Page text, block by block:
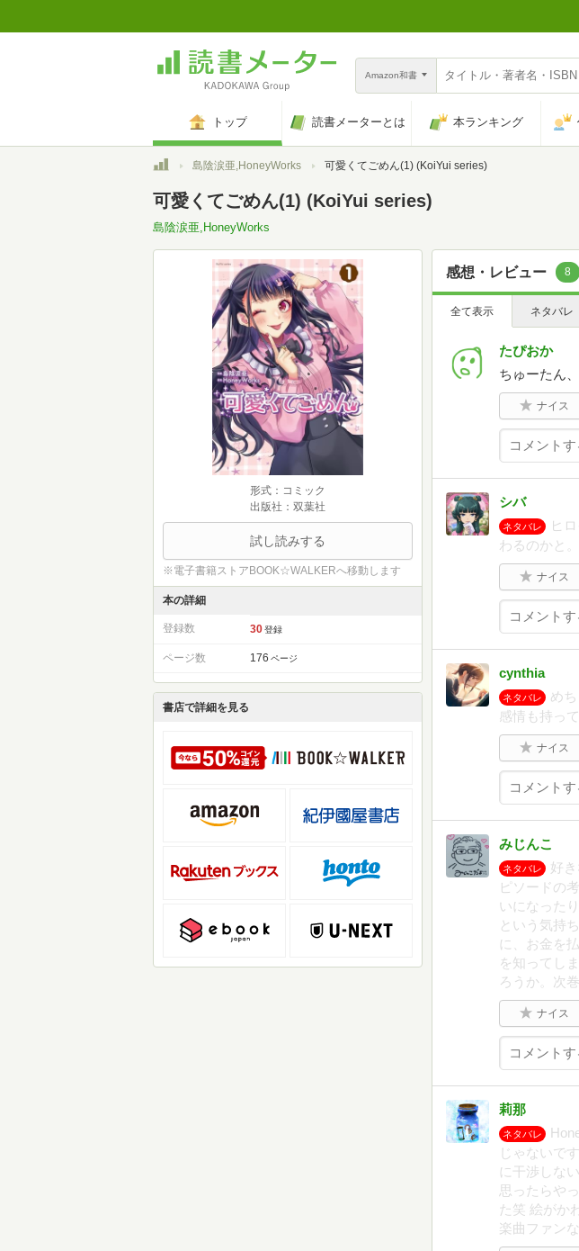
Amazon和書
トップ 読書メーターとは 本ランキング
トップ島陰涙亜,HoneyWorks 可愛くてごめん(1) (KoiYui series)
可愛くてごめん(1) (KoiYui series)
島陰涙亜,HoneyWorks
形式：コミック
出版社：双葉社
試し読みする
※電子書籍ストアBOOK☆WALKERへ移動します
本の詳細
登録数 30 登録
ページ数 176 ページ
書店で詳細を見る
感想・レビュー 8
全て表示 ネタバレ
たぴおか
ちゅーたん
ナイス
シバ
ネタバレ
ヒ
わるのかと
ナイス
cynthia
ネタバレ
め
感情も持っ
ナイス
みじんこ
ネタバレ
好
ピソードの
いになった
という気持
に、お金を
を知ってし
ろうか。次
ナイス
莉那
ネタバレ
じゃないで
に干渉しな
思ったらや
た笑 絵がか
楽曲ファン